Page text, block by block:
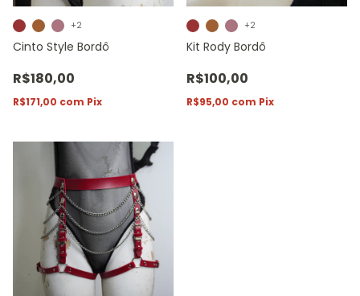
Cinto Style Bordô
R$180,00
R$171,00 com Pix
+2
Kit Rody Bordô
R$100,00
R$95,00 com Pix
+2